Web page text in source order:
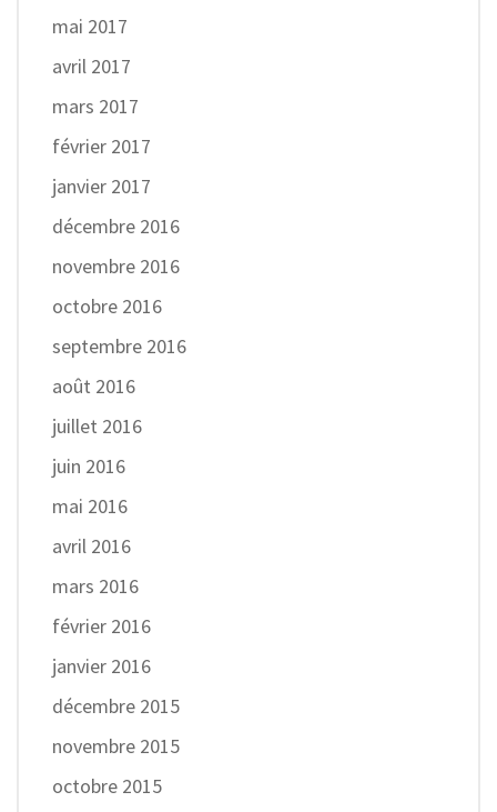
mai 2017
avril 2017
mars 2017
février 2017
janvier 2017
décembre 2016
novembre 2016
octobre 2016
septembre 2016
août 2016
juillet 2016
juin 2016
mai 2016
avril 2016
mars 2016
février 2016
janvier 2016
décembre 2015
novembre 2015
octobre 2015